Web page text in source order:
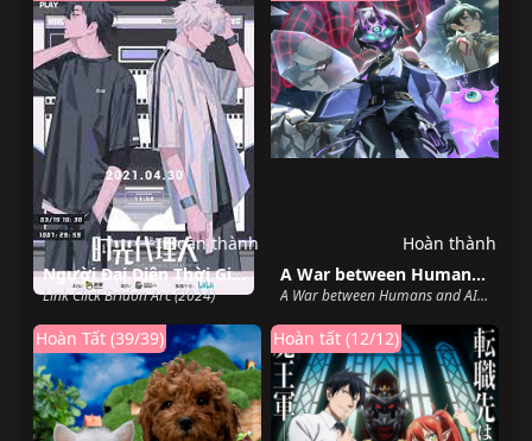
Người Đại Diện Thời Gian Season 3 Yingdu
Link Click Bridon Arc (2024)
Hoàn thành
A War between Humans and AI
A War between Humans and AI (2024)
Hoàn thành
Hoàn Tất (39/39) Hoàn tất (12/12)